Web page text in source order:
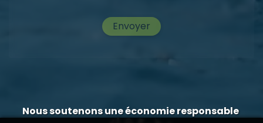
Envoyer
Nous soutenons une économie responsable